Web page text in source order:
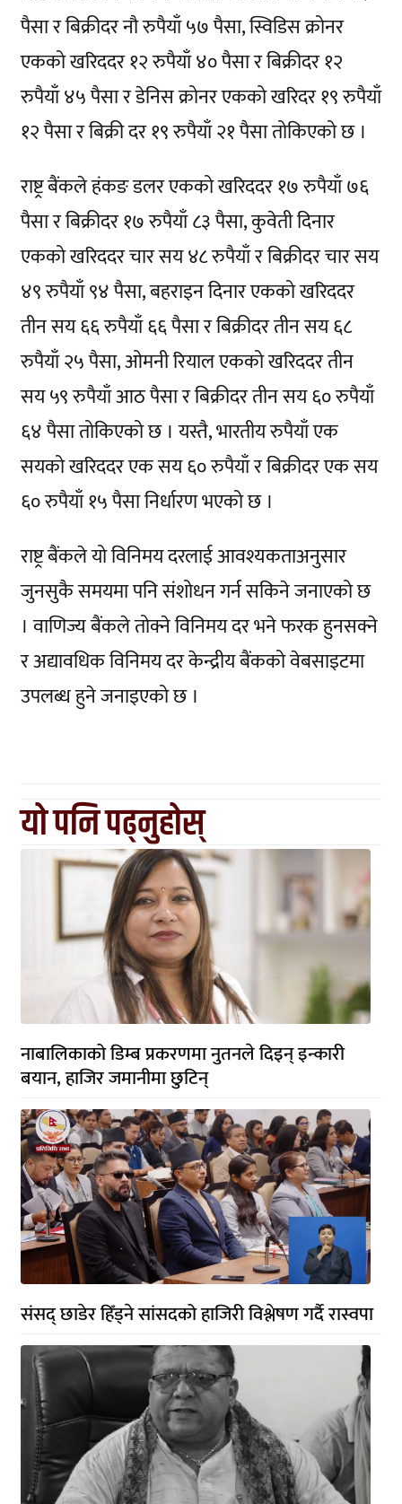
पैसा र बिक्रीदर नौ रुपैयाँ ५७ पैसा, स्विडिस क्रोनर
एकको खरिददर १२ रुपैयाँ ४० पैसा र बिक्रीदर १२
रुपैयाँ ४५ पैसा र डेनिस क्रोनर एकको खरिदर १९ रुपैयाँ
१२ पैसा र बिक्री दर १९ रुपैयाँ २१ पैसा तोकिएको छ ।
राष्ट्र बैंकले हंकङ डलर एकको खरिददर १७ रुपैयाँ ७६
पैसा र बिक्रीदर १७ रुपैयाँ ८३ पैसा, कुवेती दिनार
एकको खरिददर चार सय ४८ रुपैयाँ र बिक्रीदर चार सय
४९ रुपैयाँ ९४ पैसा, बहराइन दिनार एकको खरिददर
तीन सय ६६ रुपैयाँ ६६ पैसा र बिक्रीदर तीन सय ६८
रुपैयाँ २५ पैसा, ओमनी रियाल एकको खरिददर तीन
सय ५९ रुपैयाँ आठ पैसा र बिक्रीदर तीन सय ६० रुपैयाँ
६४ पैसा तोकिएको छ । यस्तै, भारतीय रुपैयाँ एक
सयको खरिददर एक सय ६० रुपैयाँ र बिक्रीदर एक सय
६० रुपैयाँ १५ पैसा निर्धारण भएको छ ।
राष्ट्र बैंकले यो विनिमय दरलाई आवश्यकताअनुसार
जुनसुकै समयमा पनि संशोधन गर्न सकिने जनाएको छ
। वाणिज्य बैंकले तोक्ने विनिमय दर भने फरक हुनसक्ने
र अद्यावधिक विनिमय दर केन्द्रीय बैंकको वेबसाइटमा
उपलब्ध हुने जनाइएको छ ।
यो पनि पढ्नुहोस्
नाबालिकाको डिम्ब प्रकरणमा नुतनले दिइन् इन्कारी
बयान, हाजिर जमानीमा छुटिन्
संसद् छाडेर हिँड्ने सांसदको हाजिरी विश्लेषण गर्दै रास्वपा